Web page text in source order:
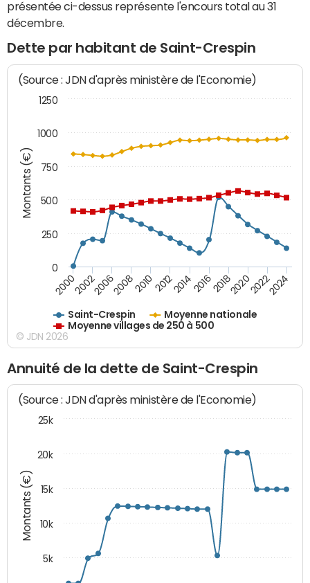
présentée ci-dessus représente l'encours total au 31
décembre.
Dette par habitant de Saint-Crespin
Montants (€)
(Source : JDN d'après ministère de l'Economie)
Saint-Crespin
Moyenne nationale
Moyenne villages de 250 à 500
200020022006200820102012201420162018202020222024
0
250
500
750
1000
1250
© JDN 2026
Annuité de la dette de Saint-Crespin
Montants (€)
(Source : JDN d'après ministère de l'Economie)
5k
10k
15k
20k
25k